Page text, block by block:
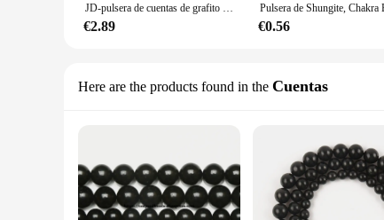
JD-pulsera de cuentas de grafito magnético Shungite negro Natural para hombres y mujeres, brazaletes de minerales para el cuidado de la salud, joyería de meditación curativa
€2.89 €0.56
Here are the products found in the Cuentas